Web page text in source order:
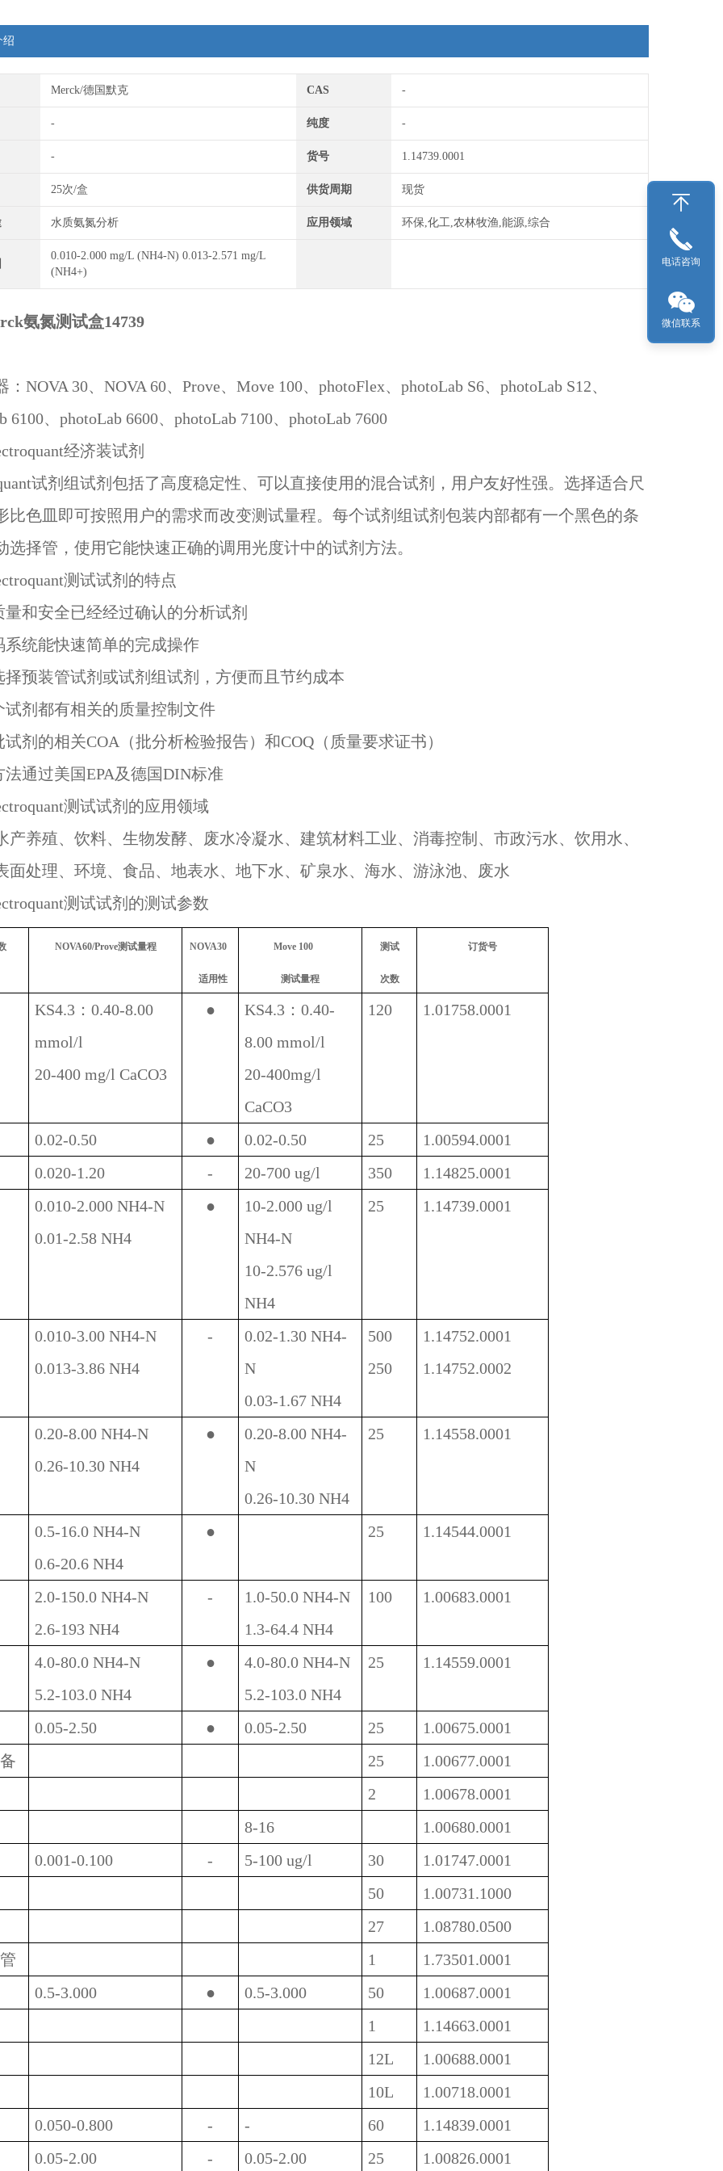
绍
Merck/德国默克 CAS -
- 纯度 -
- 货号 1.14739.0001
25次/盒 供货周期 现货
水质氨氮分析 应用领域 环保,化工,农林牧渔,能源,综合
0.010-2.000 mg/L (NH4-N) 0.013-2.571 mg/L
(NH4+)
氨氮测试盒14739
：NOVA 30、NOVA 60、Prove、Move 100、photoFlex、photoLab S6、photoLab S12、
6100、photoLab 6600、photoLab 7100、photoLab 7600
经济装试剂
试剂组试剂包括了高度稳定性、可以直接使用的混合试剂，用户友好性强。选择适合尺
比色皿即可按照用户的需求而改变测试量程。每个试剂组试剂包装内部都有一个黑色的条
选择管，使用它能快速正确的调用光度计中的试剂方法。
测试试剂的特点
量和安全已经经过确认的分析试剂
系统能快速简单的完成操作
择预装管试剂或试剂组试剂，方便而且节约成本
试剂都有相关的质量控制文件
试剂的相关COA （批分析检验报告）和COQ （质量要求证书）
法通过美国EPA及德国DIN标准
测试试剂的应用领域
产养殖、饮料、生物发酵、废水冷凝水、建筑材料工业、消毒控制、市政污水、饮用水、
面处理、环境、食品、地表水、地下水、矿泉水、海水、游泳池、废水
测试试剂的测试参数
NOVA60/Prove测试量程 NOVA30
适用性
Move 100
测试量程
测试
次数
订货号
KS4.3：0.40-8.00
mmol/l
20-400 mg/l CaCO3
●
KS4.3：0.40-
8.00 mmol/l
20-400mg/l
CaCO3
120 1.01758.0001
0.02-0.50 ● 0.02-0.50 25
1.00594.0001
0.020-1.20
- 20-700 ug/l 350
1.14825.0001
0.010-2.000 NH4-N
0.01-2.58 NH4
●
10-2.000 ug/l
NH4-N
10-2.576 ug/l
NH4
25 1.14739.0001
0.010-3.00 NH4-N
0.013-3.86 NH4
-
0.02-1.30 NH4-
N
0.03-1.67 NH4
500
250
1.14752.0001
1.14752.0002
0.20-8.00 NH4-N
0.26-10.30 NH4
●
0.20-8.00 NH4-
N
0.26-10.30 NH4
25 1.14558.0001
0.5-16.0 NH4-N
0.6-20.6 NH4
● 25 1.14544.0001
2.0-150.0 NH4-N
2.6-193 NH4
-
1.0-50.0 NH4-N
1.3-64.4 NH4
100 1.00683.0001
4.0-80.0 NH4-N
5.2-103.0 NH4
●
4.0-80.0 NH4-N
5.2-103.0 NH4
25 1.14559.0001
0.05-2.50 ● 0.05-2.50 25
1.00675.0001
25
1.00677.0001
2
1.00678.0001
8-16
1.00680.0001
0.001-0.100
- 5-100 ug/l 30
1.01747.0001
50
1.00731.1000
27
1.08780.0500
1
1.73501.0001
0.5-3.000
● 0.5-3.000 50
1.00687.0001
1
1.14663.0001
12L
1.00688.0001
10L
1.00718.0001
0.050-0.800
- - 60
1.14839.0001
0.05-2.00
- 0.05-2.00 25 1.00826.0001
电话咨询
微信联系